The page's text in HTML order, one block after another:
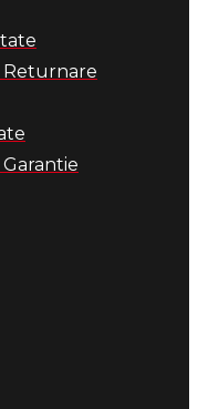
Returnare